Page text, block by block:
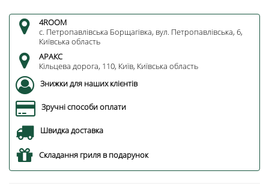
4ROOM
c. Петропавлівська Борщагівка, вул. Петропавлівська, 6,
Київська область
АРАКС
Кільцева дорога, 110, Київ, Київська область
Знижки для наших клієнтів
Зручні способи оплати
Швидка доставка
Складання гриля в подарунок